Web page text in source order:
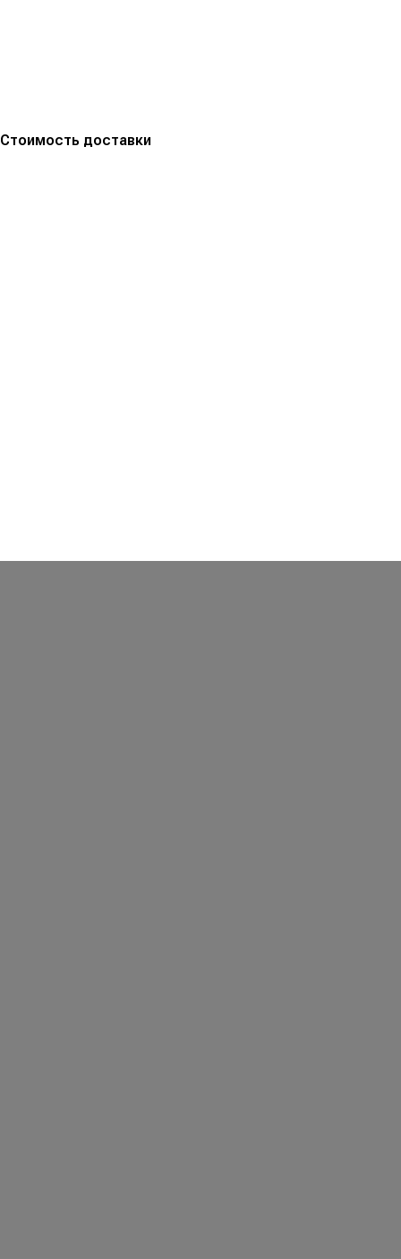
Стоимость доставки